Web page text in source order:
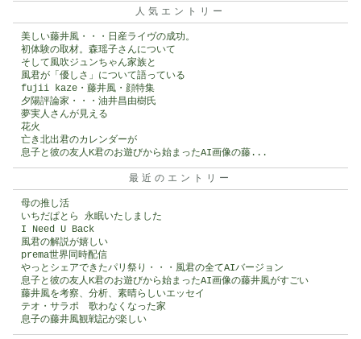
人気エントリー
美しい藤井風・・・日産ライヴの成功。
初体験の取材。森瑶子さんについて
そして風吹ジュンちゃん家族と
風君が「優しさ」について語っている
fujii kaze・藤井風・顔特集
夕陽評論家・・・油井昌由樹氏
夢実人さんが見える
花火
亡き北出君のカレンダーが
息子と彼の友人K君のお遊びから始まったAI画像の藤...
最近のエントリー
母の推し活
いちだぱとら 永眠いたしました
I Need U Back
風君の解説が嬉しい
prema世界同時配信
やっとシェアできたパリ祭り・・・風君の全てAIバージョン
息子と彼の友人K君のお遊びから始まったAI画像の藤井風がすごい
藤井風を考察、分析、素晴らしいエッセイ
テオ・サラポ 歌わなくなった家
息子の藤井風観戦記が楽しい